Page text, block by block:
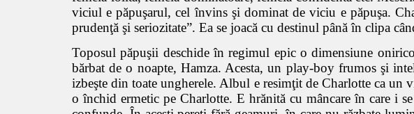
viciul e păpuşarul, cel învins şi dominat de viciu e păpuşa.
prudenţă şi seriozitate”. Ea se joacă cu destinul până în clipa
Toposul păpuşii deschide în regimul epic o dimensiune
bărbat de o noapte, Hamza. Acesta, un play-boy frumos şi
izbeşte din toate ungherele. Albul e resimţit de Charlotte ca
o închid ermetic pe Charlotte. E hrănită cu mâncare în care i